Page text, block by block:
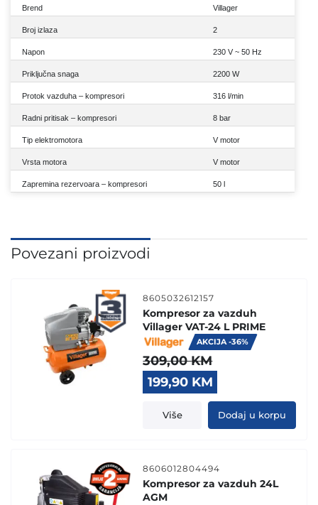
Brend Villager
Broj izlaza 2
Napon 230 V ~ 50 Hz
Priključna snaga 2200 W
Protok vazduha – kompresori 316 l/min
Radni pritisak – kompresori 8 bar
Tip elektromotora V motor
Vrsta motora V motor
Zapremina rezervoara – kompresori 50 l
Povezani proizvodi
8605032612157
Kompresor za vazduh
Villager VAT-24 L PRIME
AKCIJA -36%
309,00KM
Original
price
was:
309,00 KM.
199,90 KM
price
is:
199,90 KM.
Više Dodaj u korpu
8606012804494
Kompresor za vazduh 24L
AGM